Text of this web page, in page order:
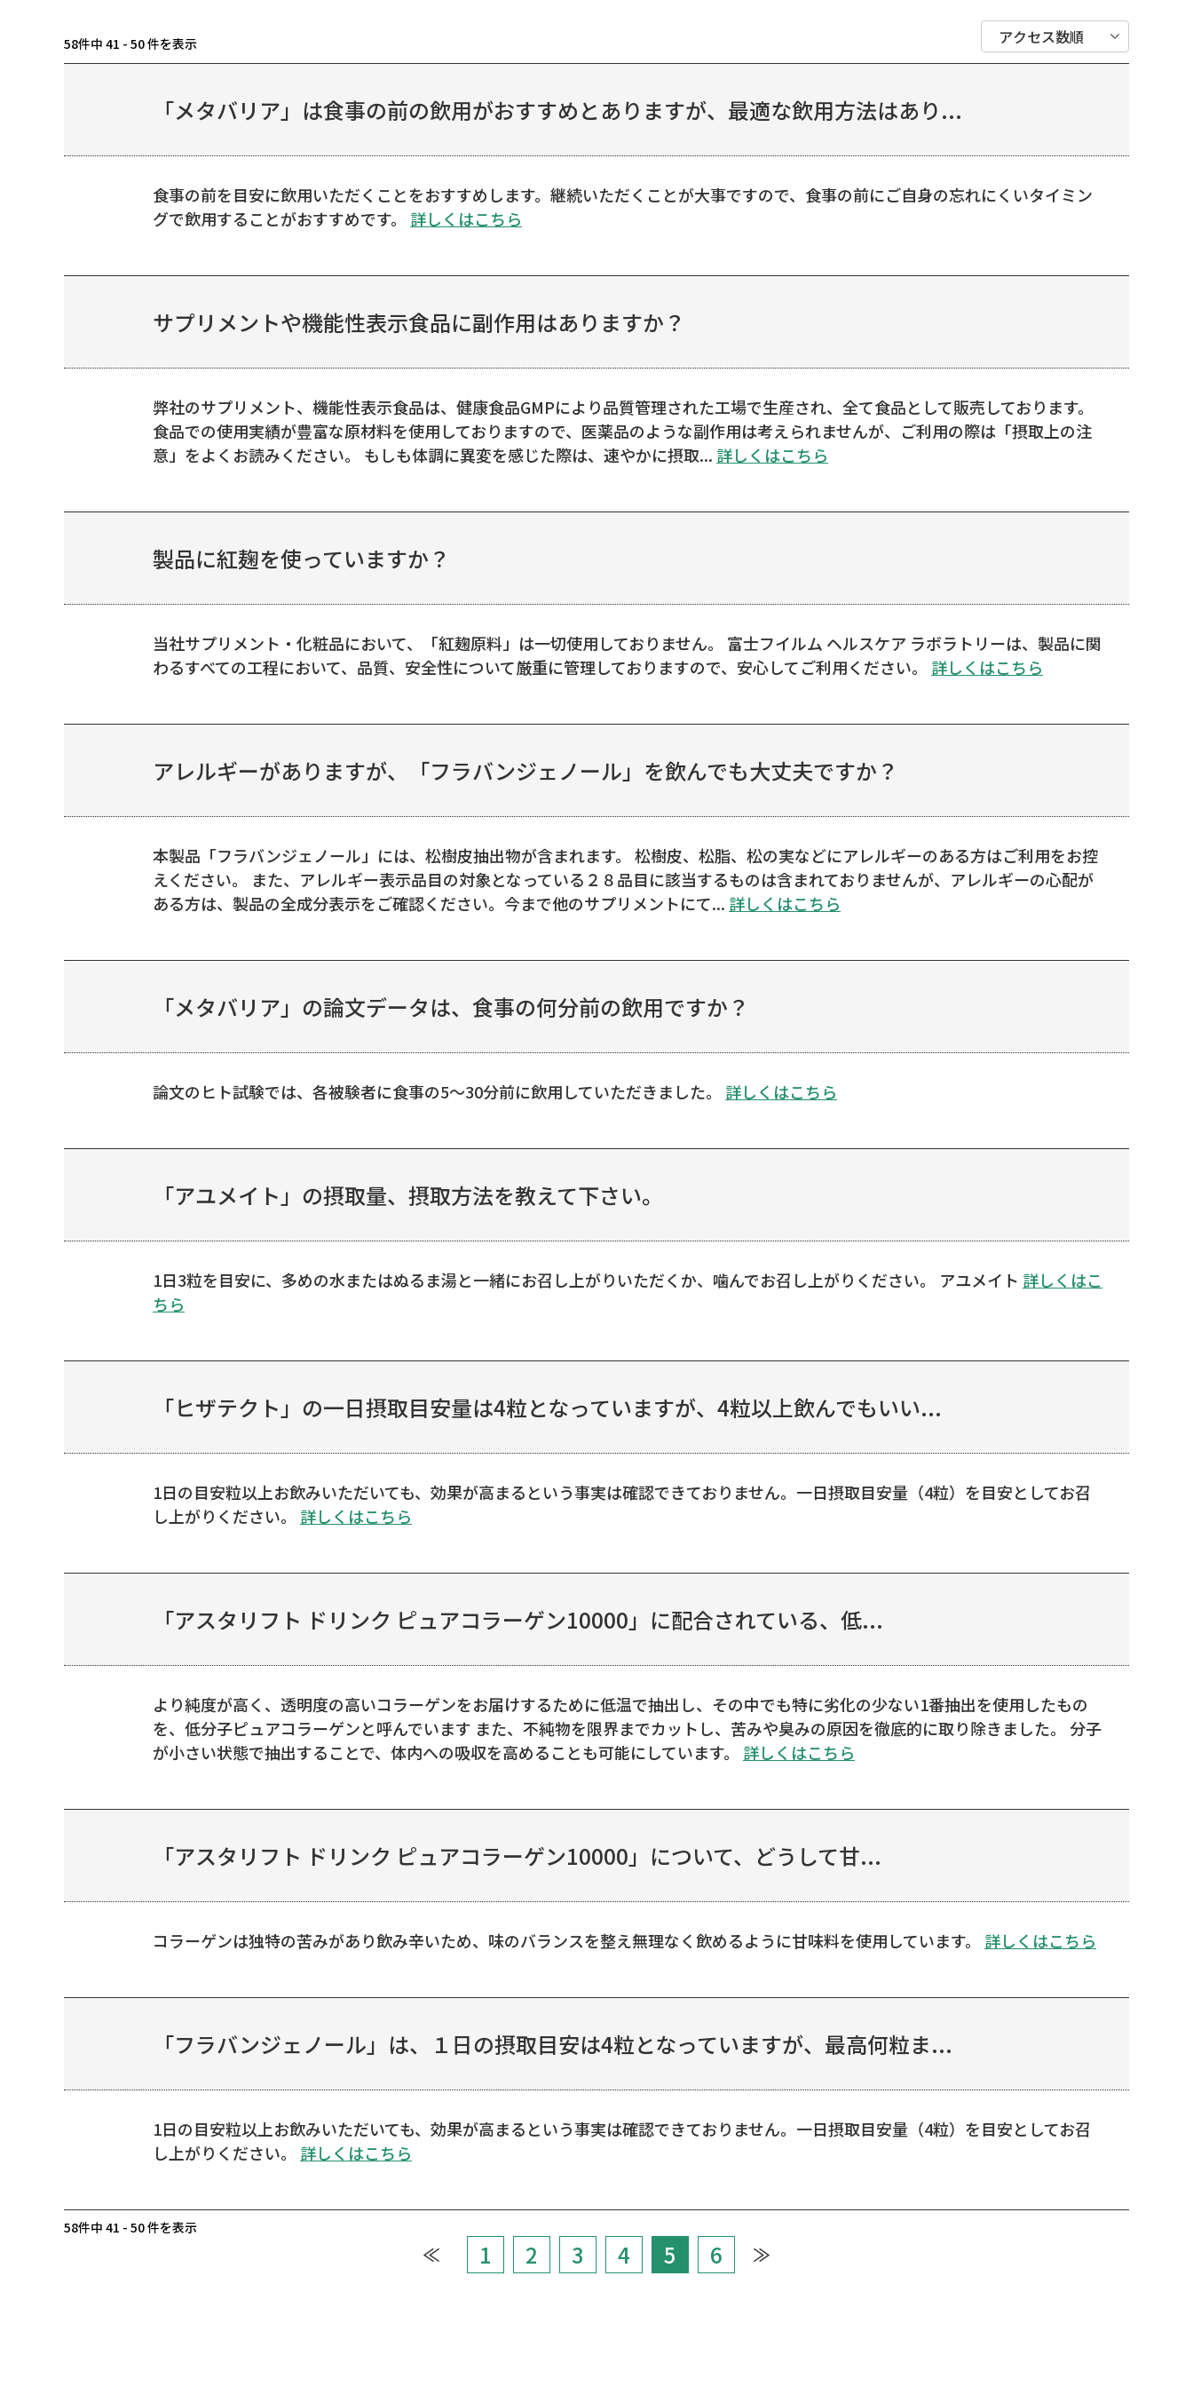
58件中 41 - 50 件を表示
「メタバリア」は食事の前の飲用がおすすめとありますが、最適な飲用方法はあり...
食事の前を目安に飲用いただくことをおすすめします。継続いただくことが大事ですので、食事の前にご自身の忘れにくいタイミン
グで飲用することがおすすめです。 詳しくはこちら
サプリメントや機能性表示食品に副作用はありますか？
弊社のサプリメント、機能性表示食品は、健康食品GMPにより品質管理された工場で生産され、全て食品として販売しております。
食品での使用実績が豊富な原材料を使用しておりますので、医薬品のような副作用は考えられませんが、ご利用の際は「摂取上の注
意」をよくお読みください。 もしも体調に異変を感じた際は、速やかに摂取... 詳しくはこちら
製品に紅麹を使っていますか？
当社サプリメント・化粧品において、「紅麹原料」は一切使用しておりません。 富士フイルム ヘルスケア ラボラトリーは、製品に関
わるすべての工程において、品質、安全性について厳重に管理しておりますので、安心してご利用ください。 詳しくはこちら
アレルギーがありますが、「フラバンジェノール」を飲んでも大丈夫ですか？
本製品「フラバンジェノール」には、松樹皮抽出物が含まれます。 松樹皮、松脂、松の実などにアレルギーのある方はご利用をお控
えください。 また、アレルギー表示品目の対象となっている２８品目に該当するものは含まれておりませんが、アレルギーの心配が
ある方は、製品の全成分表示をご確認ください。今まで他のサプリメントにて... 詳しくはこちら
「メタバリア」の論文データは、食事の何分前の飲用ですか？
論文のヒト試験では、各被験者に食事の5～30分前に飲用していただきました。 詳しくはこちら
「アユメイト」の摂取量、摂取方法を教えて下さい。
1日3粒を目安に、多めの水またはぬるま湯と一緒にお召し上がりいただくか、噛んでお召し上がりください。 アユメイト 詳しくはこ
ちら
「ヒザテクト」の一日摂取目安量は4粒となっていますが、4粒以上飲んでもいい...
1日の目安粒以上お飲みいただいても、効果が高まるという事実は確認できておりません。一日摂取目安量（4粒）を目安としてお召
し上がりください。 詳しくはこちら
「アスタリフト ドリンク ピュアコラーゲン10000」に配合されている、低...
より純度が高く、透明度の高いコラーゲンをお届けするために低温で抽出し、その中でも特に劣化の少ない1番抽出を使用したもの
を、低分子ピュアコラーゲンと呼んでいます また、不純物を限界までカットし、苦みや臭みの原因を徹底的に取り除きました。 分子
が小さい状態で抽出することで、体内への吸収を高めることも可能にしています。 詳しくはこちら
「アスタリフト ドリンク ピュアコラーゲン10000」について、どうして甘...
コラーゲンは独特の苦みがあり飲み辛いため、味のバランスを整え無理なく飲めるように甘味料を使用しています。 詳しくはこちら
「フラバンジェノール」は、１日の摂取目安は4粒となっていますが、最高何粒ま...
1日の目安粒以上お飲みいただいても、効果が高まるという事実は確認できておりません。一日摂取目安量（4粒）を目安としてお召
し上がりください。 詳しくはこちら
58件中 41 - 50 件を表示
≪ 1 2 3 4 5 6 ≫